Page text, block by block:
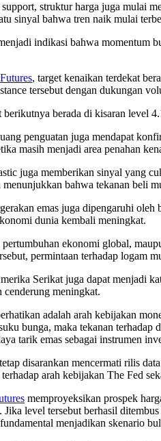
support, struktur harga juga mulai
sinyal bahwa tren naik mulai
indikasi bahwa momentum
, target kenaikan terdekat
tersebut dengan dukungan
berada di kisaran level
penguatan juga mendapat
masih menjadi area penahan
juga memberikan sinyal yang
bahwa tekanan beli
emas juga dipengaruhi
dunia kembali meningkat.
ekonomi global,
permintaan terhadap logam
Serikat juga dapat menjadi
cenderung meningkat.
adalah arah kebijakan
bunga, maka tekanan
tarik emas sebagai instrumen
disarankan mencermati rilis
arah kebijakan The Fed
memproyeksikan prospek
Jika level tersebut berhasil
menjadikan skenario